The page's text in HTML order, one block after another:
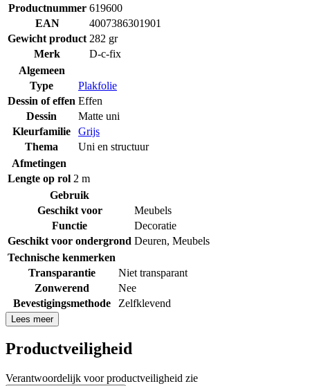
Productnummer 619600
EAN
4007386301901
Gewicht product 282 gr
Merk
D-c-fix
Algemeen
Type
Plakfolie
Dessin of effen Effen
Dessin
Matte uni
Kleurfamilie
Grijs
Thema
Uni en structuur
Afmetingen
Lengte op rol 2 m
Gebruik
Geschikt voor
Meubels
Functie
Decoratie
Geschikt voor ondergrond Deuren, Meubels
Technische kenmerken
Transparantie
Niet transparant
Zonwerend
Nee
Bevestigingsmethode
Zelfklevend
Lees meer
Productveiligheid
Verantwoordelijk voor productveiligheid zie